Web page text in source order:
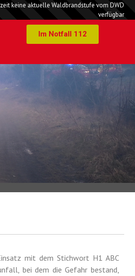
keine aktuelle Waldbrandstufe vom DWD
verfügbar
Im Notfall 112
mit dem Stichwort H1 ABC
bei dem die Gefahr bestand,